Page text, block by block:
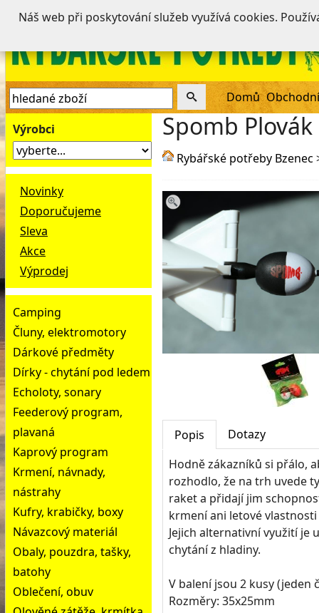
Domů
Výrobci
Novinky
Doporučujeme
Sleva
Akce
Výprodej
Camping
Čluny, elektromotory
Dárkové předměty
Dírky - chytání pod ledem
Echoloty, sonary
Feederový program,
plavaná
Kaprový program
Krmení, návnady,
nástrahy
Kufry, krabičky, boxy
Návazcový materiál
Obaly, pouzdra, tašky,
batohy
Oblečení, obuv
Spomb
Rybářské potřeby Bzenec
Popis
Dotazy
Hodně zákazníků si přálo,
rozhodlo, že na trh uvede
raket a přidají jim
krmení ani letové
Jejich alternativní využití je
chytání z hladiny.
V balení jsou 2 kusy (jeden
Rozměry: 35x25mm
Náš web při poskytování služeb využívá cookies.